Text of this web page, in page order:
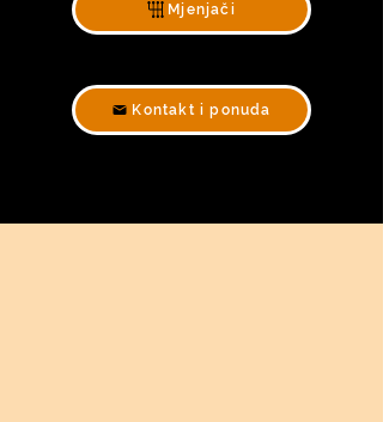
Mjenjači
Kontakt i ponuda